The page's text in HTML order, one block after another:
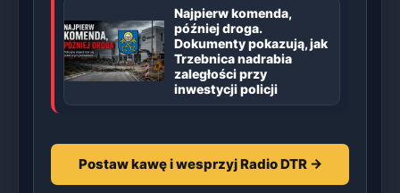
Najpierw komenda,
później droga.
Dokumenty pokazują, jak
Trzebnica nadrabia
zaległości przy
inwestycji policji
Postaw kawę i wesprzyj Radio DTR →